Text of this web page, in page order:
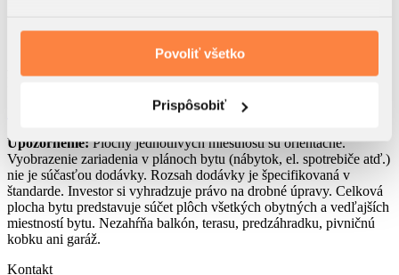
Povoliť všetko
Prispôsobiť
7. Balkón II. 4.7 m2
Upozornenie:Plochy jednotlivých miestností sú orientačné.
Vyobrazenie zariadenia v plánoch bytu (nábytok, el. spotrebiče atď.)
nie je súčasťou dodávky. Rozsah dodávky je špecifikovaná v
štandarde. Investor si vyhradzuje právo na drobné úpravy. Celková
plocha bytu predstavuje súčet plôch všetkých obytných a vedľajších
miestností bytu. Nezahŕňa balkón, terasu, predzáhradku, pivničnú
kobku ani garáž.
Kontakt